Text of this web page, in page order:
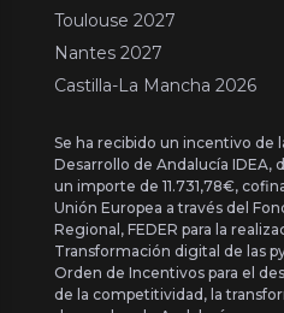
Toulouse 2027
Nantes 2027
Castilla-La Mancha 2026
Se ha recibido un incentivo de
Desarrollo de Andalucía IDEA,
un importe de 11.731,78€,
Unión Europea a través del
Regional, FEDER para la
Transformación digital de las
Orden de Incentivos para el
de la competitividad, la